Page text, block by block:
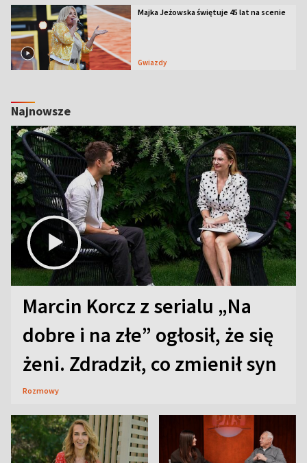
Majka Jeżowska świętuje 45 lat na scenie
Gwiazdy
Najnowsze
Marcin Korcz z serialu „Na
dobre i na złe” ogłosił, że się
żeni. Zdradził, co zmienił syn
Rozmowy